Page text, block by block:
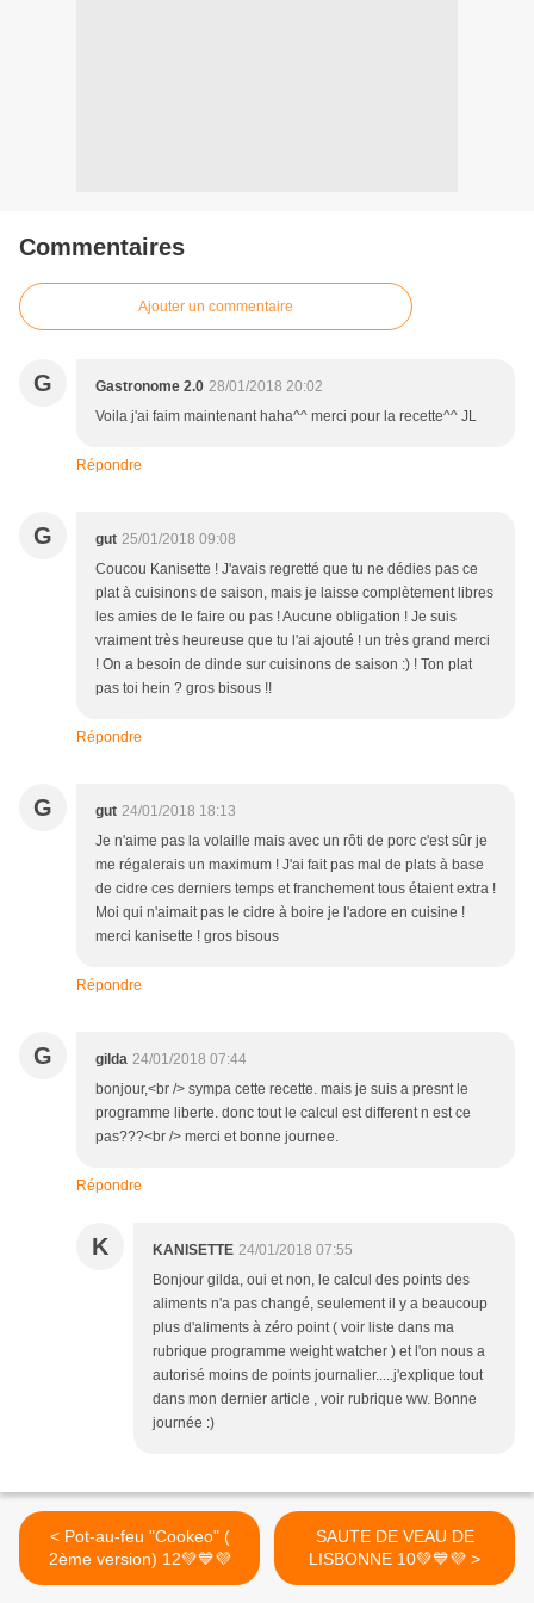
Commentaires
Ajouter un commentaire
G Gastronome 2.0 28/01/2018 20:02
Voila j'ai faim maintenant haha^^ merci pour la recette^^ JL
Répondre
G gut 25/01/2018 09:08
Coucou Kanisette ! J'avais regretté que tu ne dédies pas ce
plat à cuisinons de saison, mais je laisse complètement libres
les amies de le faire ou pas ! Aucune obligation ! Je suis
vraiment très heureuse que tu l'ai ajouté ! un très grand merci
! On a besoin de dinde sur cuisinons de saison :) ! Ton plat
pas toi hein ? gros bisous !!
Répondre
G gut 24/01/2018 18:13
Je n'aime pas la volaille mais avec un rôti de porc c'est sûr je
me régalerais un maximum ! J'ai fait pas mal de plats à base
de cidre ces derniers temps et franchement tous étaient extra !
Moi qui n'aimait pas le cidre à boire je l'adore en cuisine !
merci kanisette ! gros bisous
Répondre
G gilda 24/01/2018 07:44
bonjour,<br /> sympa cette recette. mais je suis a presnt le
programme liberte. donc tout le calcul est different n est ce
pas???<br /> merci et bonne journee.
Répondre
K KANISETTE 24/01/2018 07:55
Bonjour gilda, oui et non, le calcul des points des
aliments n'a pas changé, seulement il y a beaucoup
plus d'aliments à zéro point ( voir liste dans ma
rubrique programme weight watcher ) et l'on nous a
autorisé moins de points journalier.....j'explique tout
dans mon dernier article , voir rubrique ww. Bonne
journée :)
< Pot-au-feu "Cookeo" (
2ème version) 12💚💙💜
SAUTE DE VEAU DE
LISBONNE 10💚💙💜 >